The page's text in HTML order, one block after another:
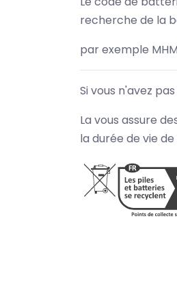
recherche de la
par exemple
Si vous n'avez
La vous assure
la durée de vie